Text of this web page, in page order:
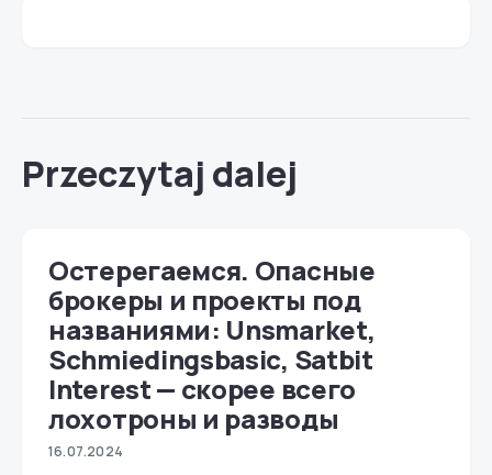
Przeczytaj dalej
Остерегаемся. Опасные
брокеры и проекты под
названиями: Unsmarket,
Schmiedingsbasic, Satbit
Interest — скорее всего
лохотроны и разводы
16.07.2024